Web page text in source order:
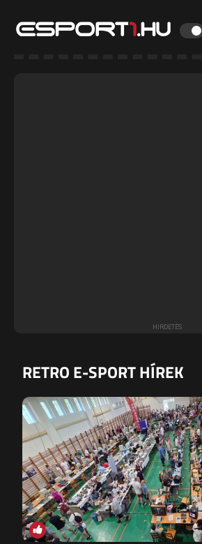
RETRO E-SPORT HÍREK